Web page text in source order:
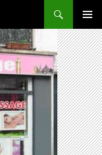
MENU